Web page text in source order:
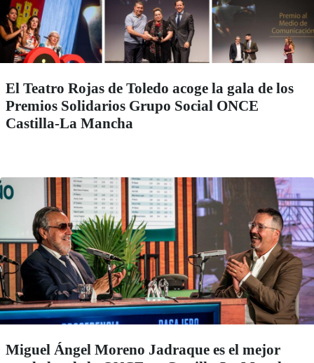
El Teatro Rojas de Toledo acoge la gala de los
Premios Solidarios Grupo Social ONCE
Castilla-La Mancha
Miguel Ángel Moreno Jadraque es el mejor